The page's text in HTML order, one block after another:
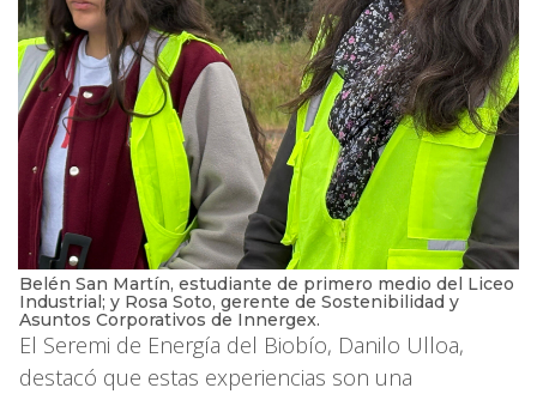
Belén San Martín, estudiante de primero medio del Liceo
Industrial; y Rosa Soto, gerente de Sostenibilidad y
Asuntos Corporativos de Innergex.
El Seremi de Energía del Biobío, Danilo Ulloa,
destacó que estas experiencias son una